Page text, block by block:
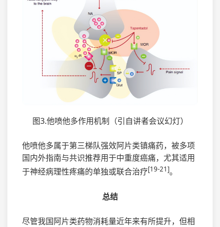
图3.他喷他多作用机制（引自讲者会议幻灯）
他喷他多属于第三梯队强效阿片类镇痛药，被多项
国内外指南与共识推荐用于中重度癌痛，尤其适用
于神经病理性疼痛的单独或联合治疗[19-21]。
总结
尽管我国阿片类药物消耗量近年来有所提升，但相